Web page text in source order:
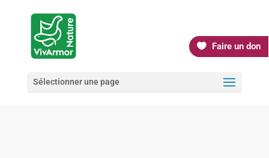
Faire un don
Sélectionner une page